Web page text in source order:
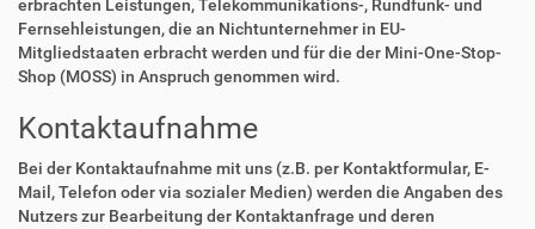
erbrachten Leistungen, Telekommunikations-, Rundfunk- und
Fernsehleistungen, die an Nichtunternehmer in EU-
Mitgliedstaaten erbracht werden und für die der Mini-One-Stop-
Shop (MOSS) in Anspruch genommen wird.
Kontaktaufnahme
Bei der Kontaktaufnahme mit uns (z.B. per Kontaktformular, E-
Mail, Telefon oder via sozialer Medien) werden die Angaben des
Nutzers zur Bearbeitung der Kontaktanfrage und deren